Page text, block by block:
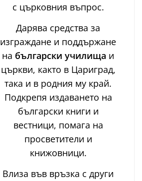
с църковния въпрос.
Дарява средства за
изграждане и поддържане
на български училища и
църкви, както в Цариград,
така и в родния му край.
Подкрепя издаването на
български книги и
вестници, помага на
просветители и
книжовници.
Влиза във връзка с други